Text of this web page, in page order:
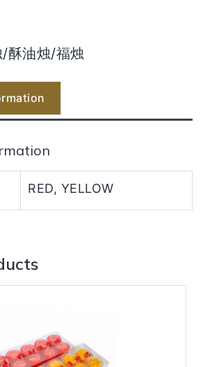
酥油烛/福烛
RED, YELLOW